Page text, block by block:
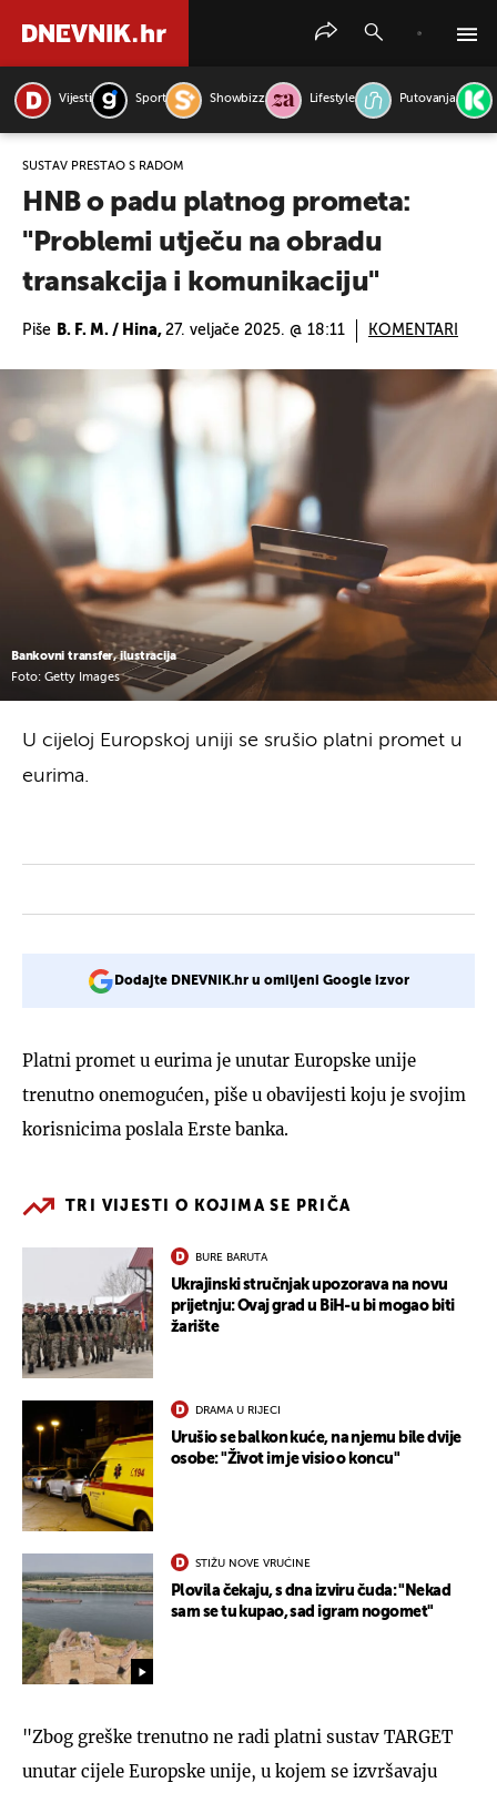
Vijesti Sport Showbizz Lifestyle Putovanja
SUSTAV PRESTAO S RADOM
HNB o padu platnog prometa:
"Problemi utječu na obradu
transakcija i komunikaciju"
Piše B. F. M. / Hina, 27. veljače 2025. @ 18:11 KOMENTARI
Bankovni transfer, ilustracija
Foto: Getty Images
U cijeloj Europskoj uniji se srušio platni promet u
eurima.
Dodajte DNEVNIK.hr u omiljeni Google izvor
Platni promet u eurima je unutar Europske unije
trenutno onemogućen, piše u obavijesti koju je svojim
korisnicima poslala Erste banka.
TRI VIJESTI O KOJIMA SE PRIČA
BURE BARUTA
Ukrajinski stručnjak upozorava na novu
prijetnju: Ovaj grad u BiH-u bi mogao biti
žarište
DRAMA U RIJECI
Urušio se balkon kuće, na njemu bile dvije
osobe: "Život im je visio o koncu"
STIŽU NOVE VRUĆINE
Plovila čekaju, s dna izviru čuda: "Nekad
sam se tu kupao, sad igram nogomet"
"Zbog greške trenutno ne radi platni sustav TARGET
unutar cijele Europske unije, u kojem se izvršavaju
PRETRAŽITE VIJESTI